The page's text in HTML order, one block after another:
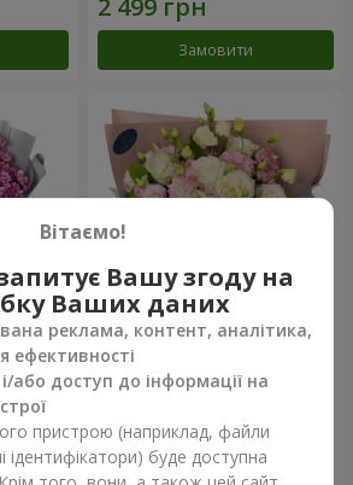
Замовити
Букет "Пана Кота"
Замовити
Вітаємо!
Вашу згоду на
Ваших даних
реклама, контент, аналітика,
ефективності
або доступ до інформації на
пристрою (наприклад, файли
ідентифікатори) буде доступна